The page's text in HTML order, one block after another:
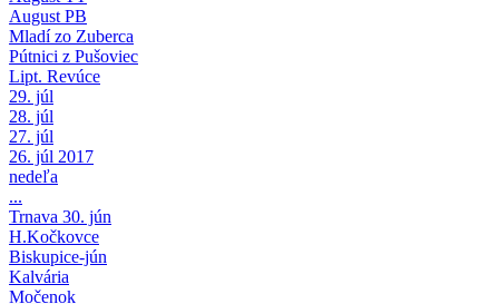
August PB
Mladí zo Zuberca
Pútnici z Pušoviec
Lipt. Revúce
29. júl
28. júl
27. júl
26. júl 2017
nedeľa
...
Trnava 30. jún
H.Kočkovce
Biskupice-jún
Kalvária
Močenok